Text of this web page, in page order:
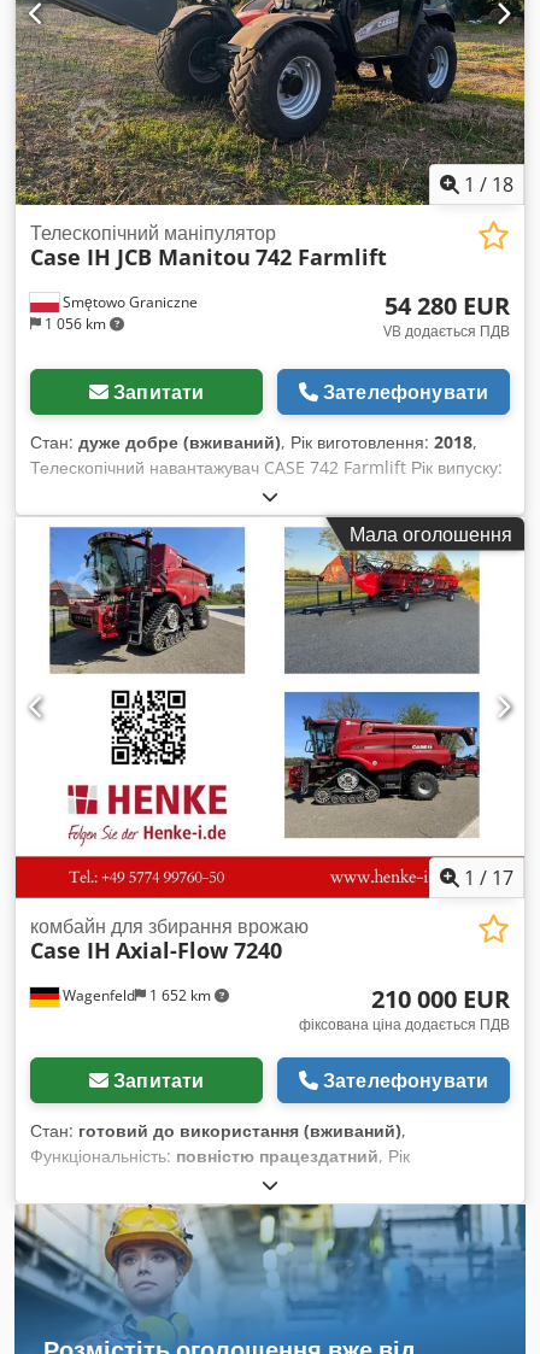
1 / 18
Smętowo Graniczne
1 056 km
Телескопічний маніпулятор
Case IH JCB Manitou 742 Farmlift
54 280 EUR
VB додається ПДВ
Запитати Зателефонувати
Стан: дуже добре (вживаний), Рік виготовлення: 2018,
Телескопічний навантажувач CASE 742 Farmlift Рік випуску:
2018 4800 мотогодин Довжина стріли: 7 м
Вантажопідйомність: 4,2 т Потужність: 107 кВт Dkjdpfx Asw
Nq Ngsmber Заднє причеплення Джойстик Кондиціонер
Привід 4x4 Усе справне, без люфтів. Нове відро
Мала оголошення
1 / 17
Wagenfeld 1 652 km
комбайн для збирання врожаю
Case IH Axial-Flow 7240
210 000 EUR
фіксована ціна додається ПДВ
Запитати Зателефонувати
Стан: готовий до використання (вживаний),
Функціональність: повністю працездатний, Рік
, мотогодини:
кВт (497,62 к.с.), тип пального:дизель, максимальна
швидкість:30 км/год , перша реєстрація:07/2017, наступна
перевірка (TÜV):07/2026, розмір задньої шини:500/85 R24,
номер машини/транспортного засобу: YHG233775,
Обладнання:зчеплення причепа, кабіна, кондиціонер,
освітлення, сікач для ріпаку